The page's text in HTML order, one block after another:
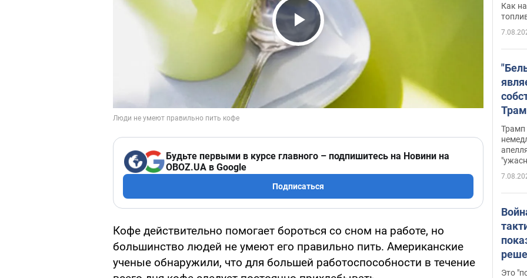
Play Video
Будьте первыми в курсе главного – подпишитесь на Новини на
OBOZ.UA в Google
Подписаться
Кофе действительно помогает бороться со сном на работе, но
большинство людей не умеют его правильно пить. Американские
ученые обнаружили, что для большей работоспособности в течение
Как
Трамп
Это